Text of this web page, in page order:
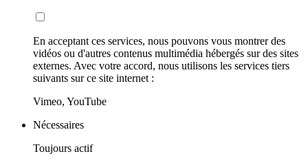
En acceptant ces services, nous pouvons vous montrer des
vidéos ou d'autres contenus multimédia hébergés sur des sites
externes. Avec votre accord, nous utilisons les services tiers
suivants sur ce site internet :
Vimeo, YouTube
Nécessaires
Toujours actif